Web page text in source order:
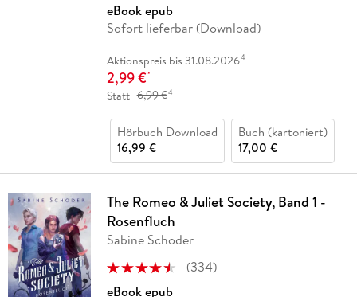
eBook epub
Sofort lieferbar (Download)
Aktionspreis bis 31.08.20264
2,99 €*
Statt 6,99 €4
Hörbuch Download
16,99 €
Buch (kartoniert)
17,00 €
The Romeo & Juliet Society, Band 1 -
Rosenfluch
Sabine Schoder
(334)
eBook epub